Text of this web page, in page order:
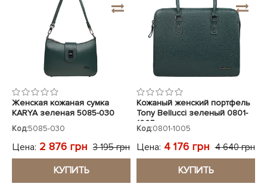
Женская кожаная сумка
KARYA зеленая 5085-030
Код:5085-030
Цена: 2 876 грн 3 195 грн
КУПИТЬ
Кожаный женский портфель
Tony Bellucci зеленый 0801-
1005
Код:0801-1005
Цена: 4 176 грн 4 640 грн
КУПИТЬ